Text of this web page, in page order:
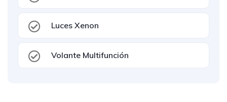
Luces Xenon
Volante Multifunción